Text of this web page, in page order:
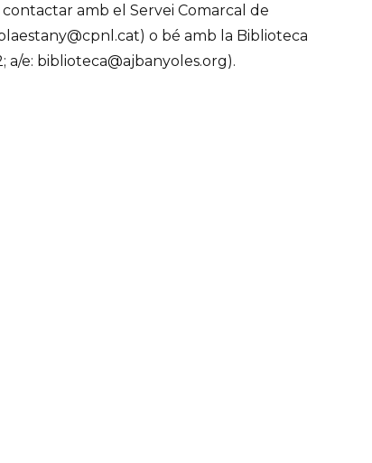
amb el Servei Comarcal de
o bé amb la Biblioteca
a/e: biblioteca@ajbanyoles.org).